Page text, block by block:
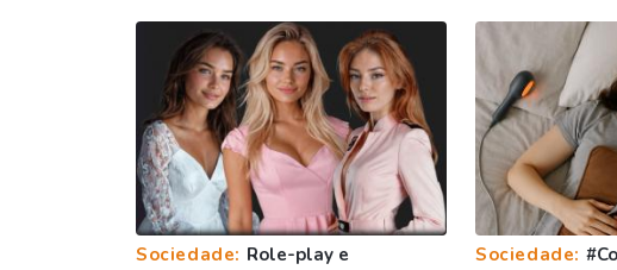
Sociedade: Role-play e
Sociedade: